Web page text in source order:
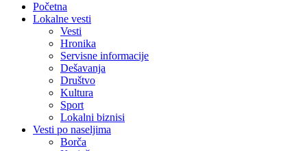
Početna
Lokalne vesti
Vesti
Hronika
Servisne informacije
Dešavanja
Društvo
Kultura
Sport
Lokalni biznisi
Vesti po naseljima
Borča